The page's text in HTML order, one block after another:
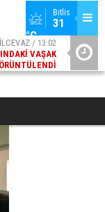
Bitlis
31
°C
/ 13:02
VAŞAK